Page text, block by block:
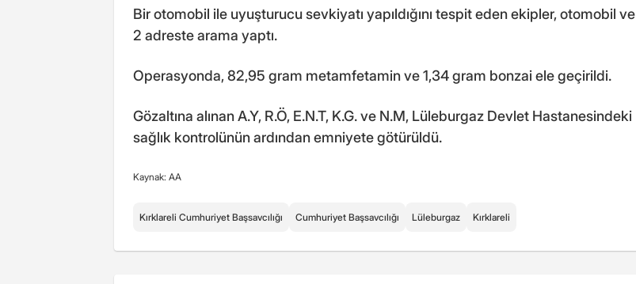
Bir otomobil ile uyuşturucu sevkiyatı yapıldığını tespit eden ekipler, otomobil ve
2 adreste arama yaptı.
Operasyonda, 82,95 gram metamfetamin ve 1,34 gram bonzai ele geçirildi.
Gözaltına alınan A.Y, R.Ö, E.N.T, K.G. ve N.M, Lüleburgaz Devlet Hastanesindeki
sağlık kontrolünün ardından emniyete götürüldü.
Kaynak: AA
Kırklareli Cumhuriyet Başsavcılığı Cumhuriyet Başsavcılığı Lüleburgaz Kırklareli